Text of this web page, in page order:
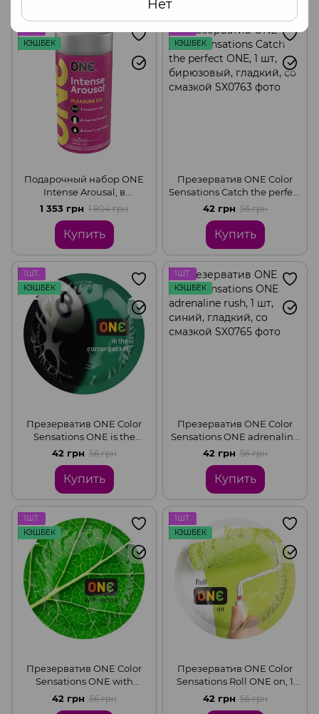
Нет
КЭШБЕК
Подарочный набор ONE
Intense Arousal, в
комплекте 6
презервативов, 6 саше с
лубрикантом,
виброкольцо.
1 353 грн 1 804 грн
Купить
КЭШБЕК
Презерватив ONE Color
Sensations Catch the perfect
ONE, 1 шт, бирюзовый,
гладкий, со смазкой
42 грн 56 грн
Купить
1ШТ.
КЭШБЕК
Презерватив ONE Color
Sensations ONE is the
corner pocket, 1 шт, черный,
гладкий, со смазкой
42 грн 56 грн
Купить
1ШТ.
КЭШБЕК
Презерватив ONE Color
Sensations ONE adrenaline
rush, 1 шт, синий, гладкий,
со смазкой
42 грн 56 грн
Купить
1ШТ.
КЭШБЕК
Презерватив ONE Color
Sensations ONE with
nature, 1 шт, зеленый,
гладкий, со смазкой
42 грн 56 грн
1ШТ.
КЭШБЕК
Презерватив ONE Color
Sensations Roll ONE on, 1
шт, салатовый, гладкий, со
смазкой
42 грн 56 грн